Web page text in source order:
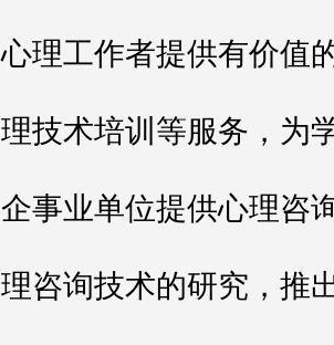
心理工作者提供有价值
理技术培训等服务，为
企事业单位提供心理咨
理咨询技术的研究，推